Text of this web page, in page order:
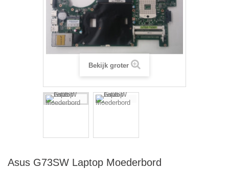
Bekijk groter
Asus G73SW Laptop Moederbord